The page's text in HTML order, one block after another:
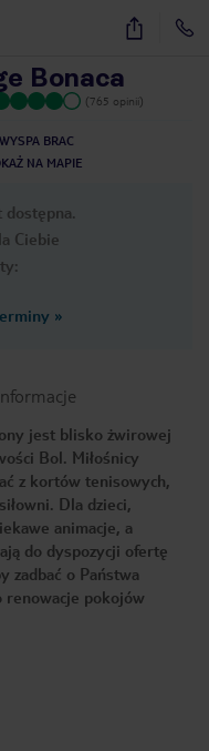
30
Bonaca
(765 opinii)
BRAC
NA MAPIE
Ciebie
»
jest blisko żwirowej
Bol. Miłośnicy
z kortów tenisowych,
Dla dzieci,
animacje, a
do dyspozycji ofertę
zadbać o Państwa
pokojów